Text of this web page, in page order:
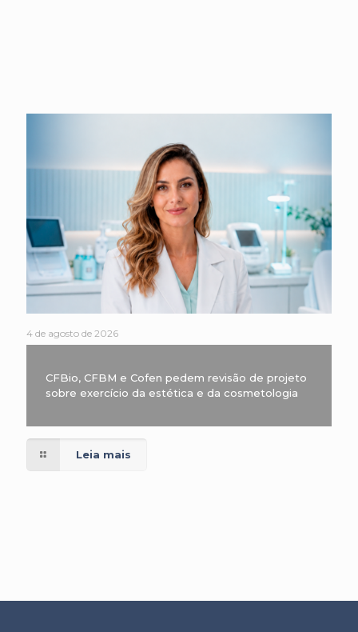
4 de agosto de 2026
CFBio, CFBM e Cofen pedem revisão de projeto
sobre exercício da estética e da cosmetologia
Leia mais